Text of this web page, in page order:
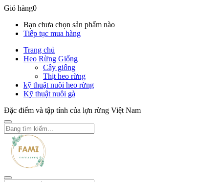
Giỏ hàng0
Bạn chưa chọn sản phẩm nào
Tiếp tục mua hàng
Trang chủ
Heo Rừng Giống
Cây giống
Thịt heo rừng
kỹ thuật nuôi heo rừng
Kỹ thuật nuôi gà
Đặc điểm và tập tính của lợn rừng Việt Nam